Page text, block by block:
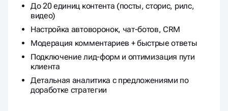
До 20 единиц контента (посты, сторис, рилс,
видео)
Настройка автоворонок, чат-ботов, CRM
Модерация комментариев + быстрые ответы
Подключение лид-форм и оптимизация пути
клиента
Детальная аналитика с предложениями по
доработке стратегии